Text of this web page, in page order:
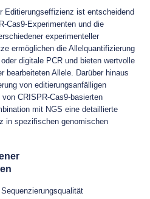
Editierungseffizienz ist entscheidend
Cas9-Experimenten und die
experimenteller
ermöglichen die Allelquantifizierung
digitale PCR und bieten wertvolle
bearbeiteten Allele. Darüber hinaus
von editierungsanfälligen
CRISPR-Cas9-basierten
mit NGS eine detaillierte
in spezifischen genomischen